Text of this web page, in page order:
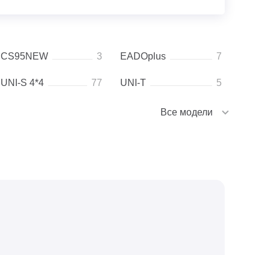
CS95NEW 3 EADOplus 7
UNI-S 4*4 77 UNI-T 5
Все модели